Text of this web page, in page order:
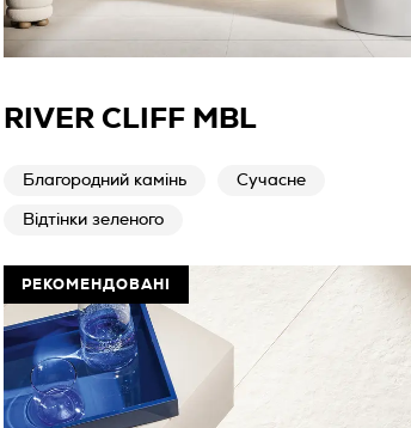
RIVER CLIFF MBL
Благородний камінь Сучасне
Відтінки зеленого
РЕКОМЕНДОВАНІ